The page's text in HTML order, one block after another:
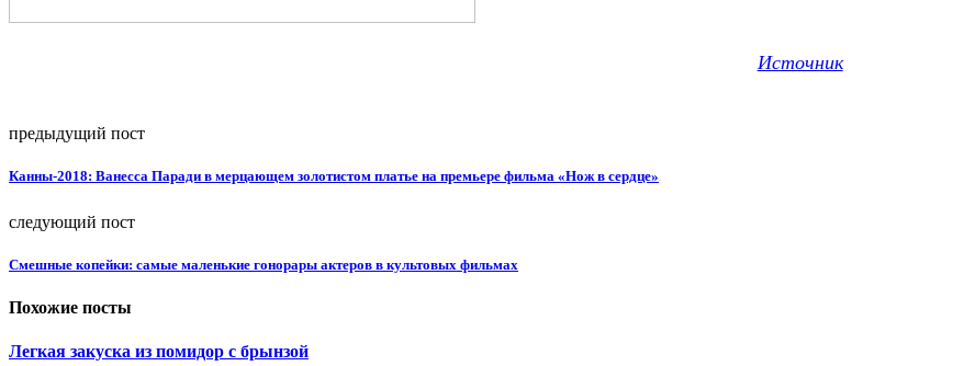
Источник
предыдущий пост
Канны-2018: Ванесса Паради в мерцающем золотистом платье на премьере фильма «Нож в сердце»
следующий пост
Смешные копейки: самые маленькие гонорары актеров в культовых фильмах
Похожие посты
Легкая закуска из помидор с брынзой